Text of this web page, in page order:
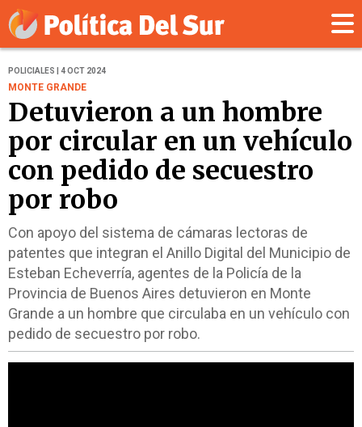
POLICIALES | 4 OCT 2024
MONTE GRANDE
Detuvieron a un hombre
por circular en un vehículo
con pedido de secuestro
por robo
Con apoyo del sistema de cámaras lectoras de
patentes que integran el Anillo Digital del Municipio de
Esteban Echeverría, agentes de la Policía de la
Provincia de Buenos Aires detuvieron en Monte
Grande a un hombre que circulaba en un vehículo con
pedido de secuestro por robo.